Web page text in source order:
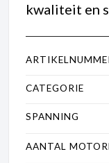
kwaliteit en
CATEGORIE
SPANNING
AANTAL